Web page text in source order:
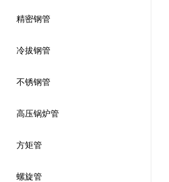
精密钢管
冷拔钢管
不锈钢管
高压锅炉管
方矩管
螺旋管